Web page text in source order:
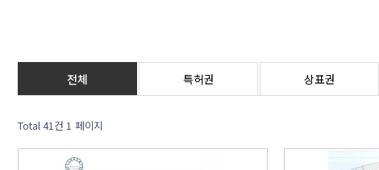
전체 특허권 상표권
Total 41건 1 페이지